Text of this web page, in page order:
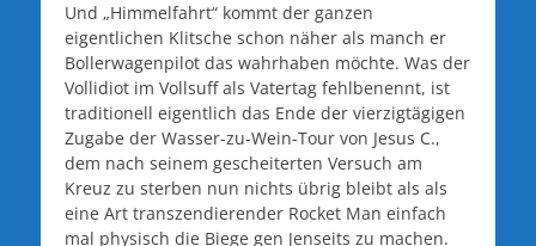
Und „Himmelfahrt“ kommt der ganzen
eigentlichen Klitsche schon näher als manch er
Bollerwagenpilot das wahrhaben möchte. Was der
Vollidiot im Vollsuff als Vatertag fehlbenennt, ist
traditionell eigentlich das Ende der vierzigtägigen
Zugabe der Wasser-zu-Wein-Tour von Jesus C.,
dem nach seinem gescheiterten Versuch am
Kreuz zu sterben nun nichts übrig bleibt als als
eine Art transzendierender Rocket Man einfach
mal physisch die Biege gen Jenseits zu machen.